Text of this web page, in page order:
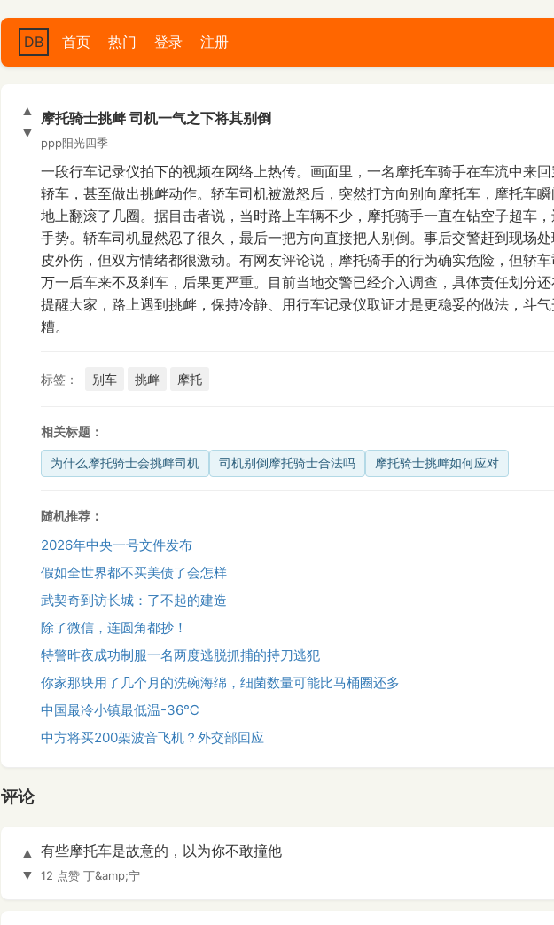
DB 首页 热门 登录 注册
▲
▼
摩托骑士挑衅 司机一气之下将其别倒
ppp阳光四季
一段行车记录仪拍下的视频在网络上热传。画面里，一名摩托车骑手在车流中来
轿车，甚至做出挑衅动作。轿车司机被激怒后，突然打方向别向摩托车，摩托车
地上翻滚了几圈。据目击者说，当时路上车辆不少，摩托骑手一直在钻空子超车
手势。轿车司机显然忍了很久，最后一把方向直接把人别倒。事后交警赶到现场
皮外伤，但双方情绪都很激动。有网友评论说，摩托骑手的行为确实危险，但轿
万一后车来不及刹车，后果更严重。目前当地交警已经介入调查，具体责任划分
提醒大家，路上遇到挑衅，保持冷静、用行车记录仪取证才是更稳妥的做法，斗
糟。
标签： 别车 挑衅 摩托
相关标题：
为什么摩托骑士会挑衅司机 司机别倒摩托骑士合法吗 摩托骑士挑衅如何应对
随机推荐：
2026年中央一号文件发布
假如全世界都不买美债了会怎样
武契奇到访长城：了不起的建造
除了微信，连圆角都抄！
特警昨夜成功制服一名两度逃脱抓捕的持刀逃犯
你家那块用了几个月的洗碗海绵，细菌数量可能比马桶圈还多
中国最冷小镇最低温-36℃
中方将买200架波音飞机？外交部回应
评论
▲
▼
有些摩托车是故意的，以为你不敢撞他
12 点赞 丁&amp;宁